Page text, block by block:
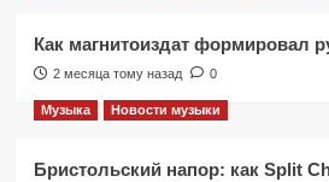
Как магнитоиздат формировал
2 месяца тому назад 0
Музыка Новости музыки
Бристольский напор: как Split